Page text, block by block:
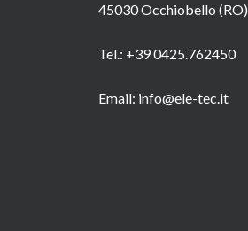
45030 Occhiobello (RO)
Tel.: +39 0425.762450
Email: info@ele-tec.it